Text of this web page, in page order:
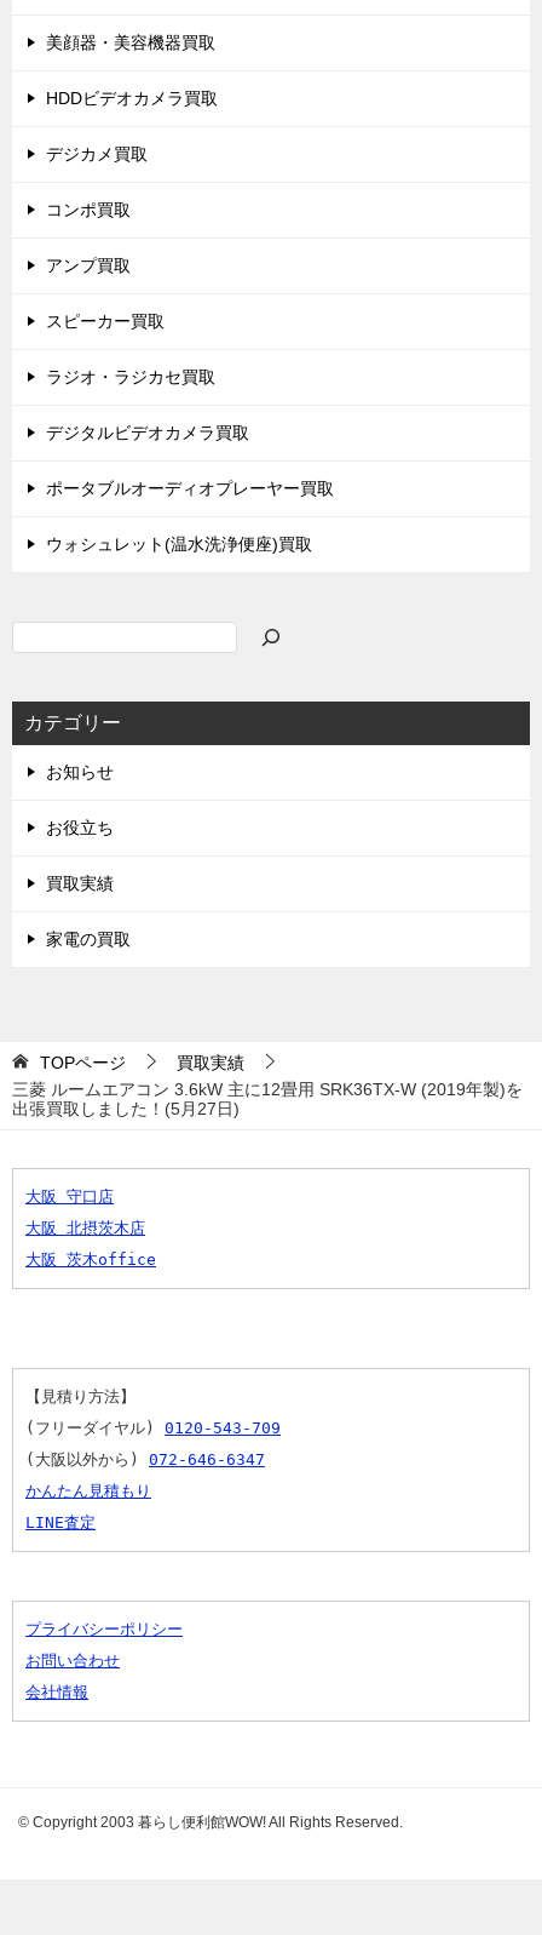
美顔器・美容機器買取
HDDビデオカメラ買取
デジカメ買取
コンポ買取
アンプ買取
スピーカー買取
ラジオ・ラジカセ買取
デジタルビデオカメラ買取
ポータブルオーディオプレーヤー買取
ウォシュレット(温水洗浄便座)買取
カテゴリー
お知らせ
お役立ち
買取実績
家電の買取
TOPページ
買取実績
三菱 ルームエアコン 3.6kW 主に12畳用 SRK36TX-W (2019年製)を
出張買取しました！(5月27日)
大阪 守口店
大阪 北摂茨木店
大阪 茨木office
【見積り方法】
(フリーダイヤル) 0120-543-709
(大阪以外から) 072-646-6347
かんたん見積もり
LINE査定
プライバシーポリシー
お問い合わせ
会社情報
© Copyright 2003 暮らし便利館WOW! All Rights Reserved.